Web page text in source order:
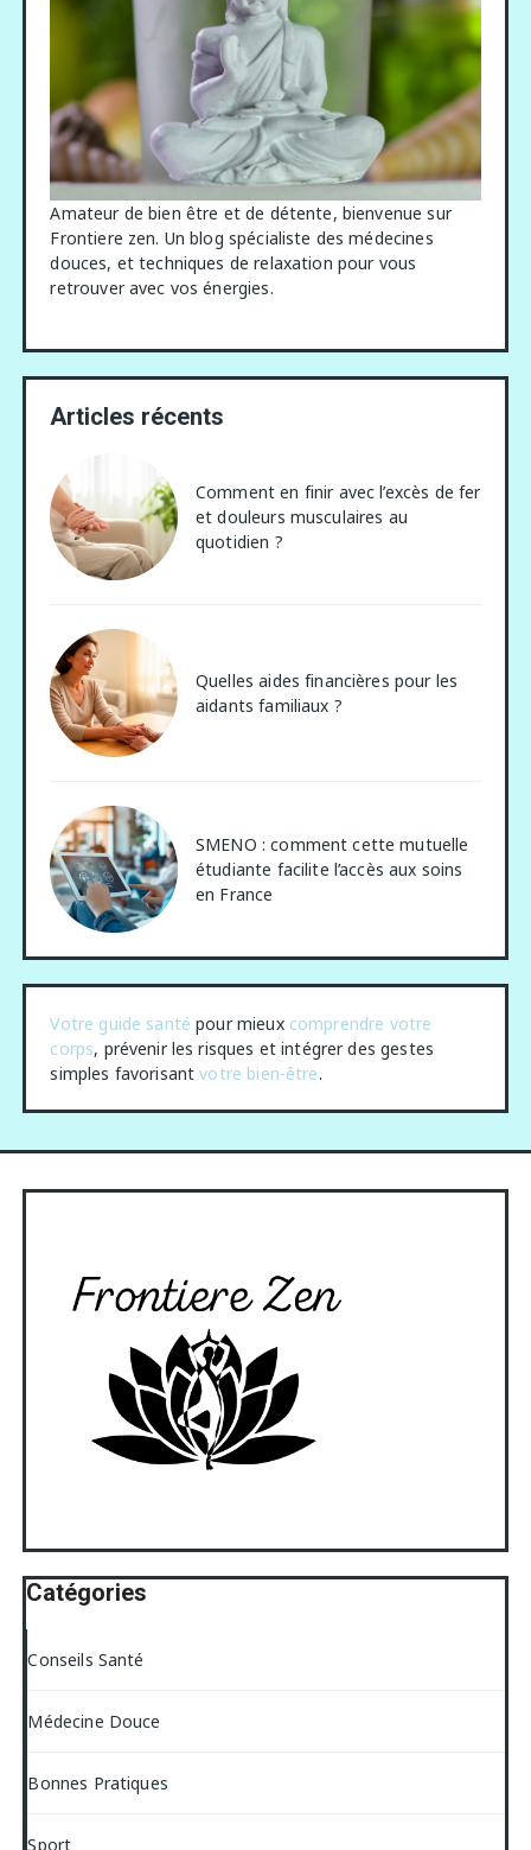
Amateur de bien être et de détente, bienvenue sur
Frontiere zen. Un blog spécialiste des médecines
douces, et techniques de relaxation pour vous
retrouver avec vos énergies.
Articles récents
Comment en finir avec l’excès de fer
et douleurs musculaires au
quotidien ?
Quelles aides financières pour les
aidants familiaux ?
SMENO : comment cette mutuelle
étudiante facilite l’accès aux soins
en France
Votre guide santé pour mieux comprendre votre
corps, prévenir les risques et intégrer des gestes
simples favorisantvotre bien-être.
Catégories
Conseils Santé
Médecine Douce
Bonnes Pratiques
Sport